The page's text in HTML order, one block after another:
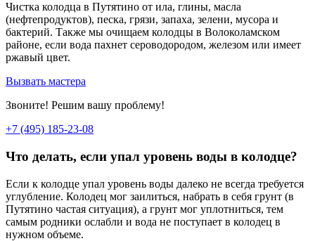
Чистка колодца в Путятино от ила, глины, масла
(нефтепродуктов), песка, грязи, запаха, зелени, мусора и
бактерий. Также мы очищаем колодцы в Волоколамском
районе, если вода пахнет сероводородом, железом или имеет
ржавый цвет.
Вызвать мастера
Звоните! Решим вашу проблему!
+7 (495) 185-23-08
Что делать, если упал уровень воды в колодце?
Если к колодце упал уровень воды далеко не всегда требуется
углубление. Колодец мог заилиться, набрать в себя грунт (в
Путятино частая ситуация), а грунт мог уплотниться, тем
самым родники ослабли и вода не поступает в колодец в
нужном объеме.